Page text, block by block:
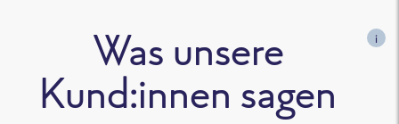
Was unsere
Kund:innen sagen
i